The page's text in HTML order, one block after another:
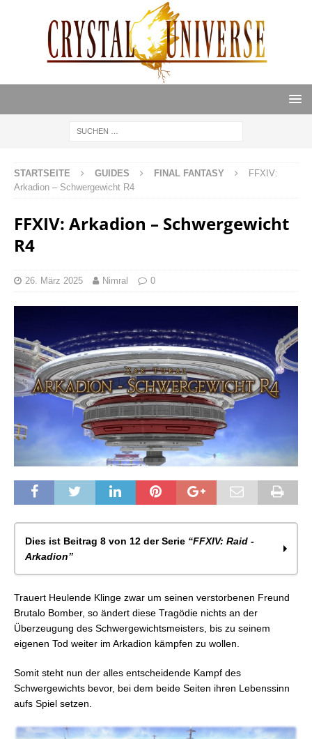
STARTSEITE GUIDES FINAL FANTASY
FFXIV:
Arkadion – Schwergewicht R4
FFXIV: Arkadion – Schwergewicht
R4
26. März 2025 Nimral 0
Dies ist Beitrag 8 von 12 der Serie “FFXIV: Raid -
Arkadion”
FFXIV: Arkadion – Halbschwergewicht R1
FFXIV: Arkadion – Halbschwergewicht R2
FFXIV: Arkadion – Halbschwergewicht R3
FFXIV: Arkadion – Halbschwergewicht R4
FFXIV: Arkadion – Schwergewicht R1
FFXIV: Arkadion – Schwergewicht R2
FFXIV: Arkadion – Schwergewicht R3
FFXIV: Arkadion – Schwergewicht R4
FFXIV: Arkadion – Superschwergewicht R2
Trauert Heulende Klinge zwar um seinen verstorbenen Freund
Brutalo Bomber, so ändert diese Tragödie nichts an der
Überzeugung des Schwergewichtsmeisters, bis zu seinem
eigenen Tod weiter im Arkadion kämpfen zu wollen.
Somit steht nun der alles entscheidende Kampf des
Schwergewichts bevor, bei dem beide Seiten ihren Lebenssinn
aufs Spiel setzen.